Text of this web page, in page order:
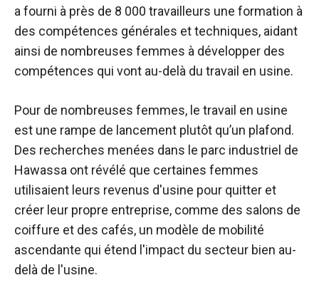
a fourni à près de 8 000 travailleurs une formation à
des compétences générales et techniques, aidant
ainsi de nombreuses femmes à développer des
compétences qui vont au-delà du travail en usine.
Pour de nombreuses femmes, le travail en usine
est une rampe de lancement plutôt qu’un plafond.
Des recherches menées dans le parc industriel de
Hawassa ont révélé que certaines femmes
utilisaient leurs revenus d'usine pour quitter et
créer leur propre entreprise, comme des salons de
coiffure et des cafés, un modèle de mobilité
ascendante qui étend l'impact du secteur bien au-
delà de l'usine.